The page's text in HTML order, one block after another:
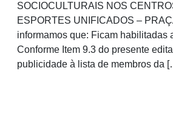
SOCIOCULTURAIS NOS
ESPORTES UNIFICADOS –
informamos que: Ficam habilitadas
Conforme Item 9.3 do presente
publicidade à lista de membros da